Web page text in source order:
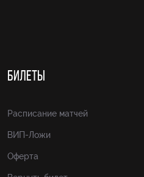
БИЛЕТЫ
Расписание матчей
ВИП-Ложи
Оферта